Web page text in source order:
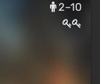
2–10